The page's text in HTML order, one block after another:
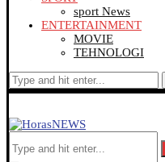
sport News
ENTERTAINMENT
MOVIE
TEHNOLOGI